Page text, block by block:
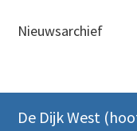
Nieuwsarchief
De Dijk West